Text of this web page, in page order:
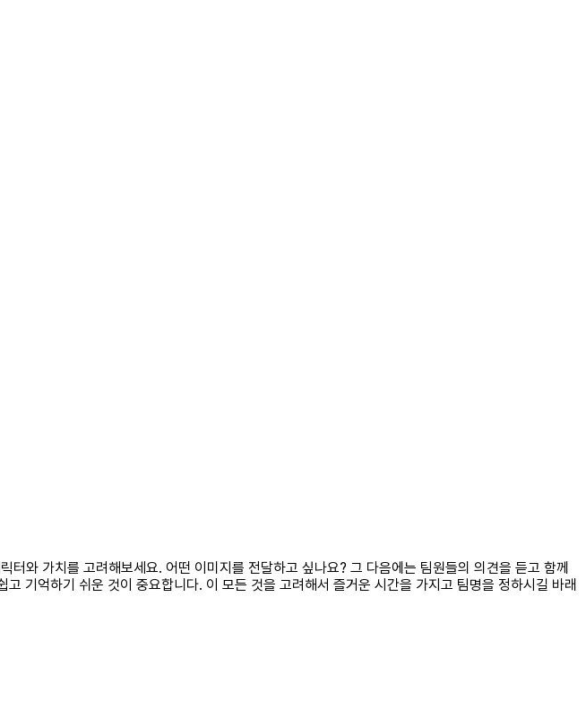
와 가치를 고려해보세요. 어떤 이미지를 전달하고 싶나요? 그 다음에는 팀원들의 의견을 듣고 함께
기억하기 쉬운 것이 중요합니다. 이 모든 것을 고려해서 즐거운 시간을 가지고 팀명을 정하시길 바래